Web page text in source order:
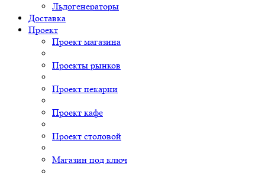
Льдогенераторы
Доставка
Проект
Проект магазина
Проекты рынков
Проект пекарни
Проект кафе
Проект столовой
Магазин под ключ